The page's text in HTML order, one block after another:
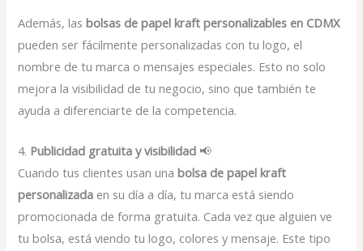
Además, lasbolsas de papel kraft personalizables en CDMX
pueden ser fácilmente personalizadas con tu logo, el
nombre de tu marca o mensajes especiales. Esto no solo
mejora la visibilidad de tu negocio, sino que también te
ayuda a diferenciarte de la competencia.
4. Publicidad gratuita y visibilidad 📢
Cuando tus clientes usan unabolsa de papel kraft
personalizada en su día a día, tu marca está siendo
promocionada de forma gratuita. Cada vez que alguien ve
tu bolsa, está viendo tu logo, colores y mensaje. Este tipo